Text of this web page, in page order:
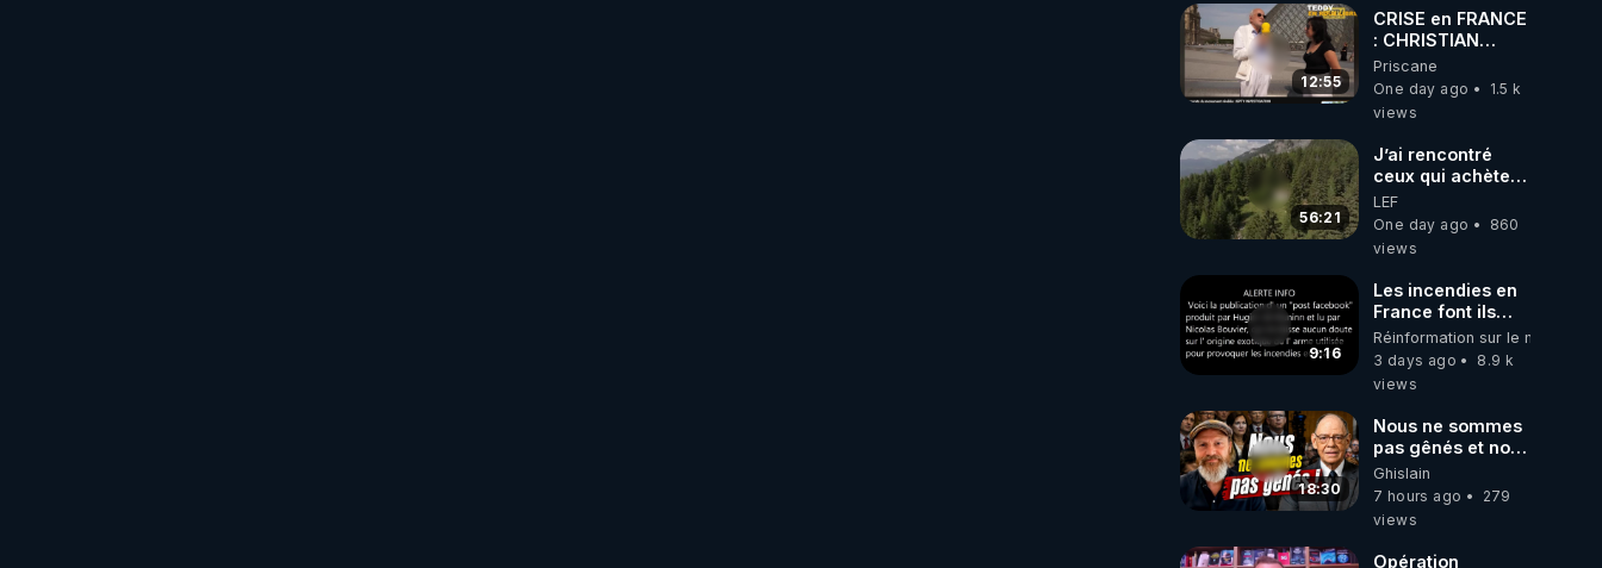
Haies
12:55
CRISE en FRANCE
: CHRISTIAN
COTTEN FAIT une
étrange
découverte
Priscane
One day ago
1.5 k
views
56:21
J’ai rencontré
ceux qui achètent
des bunkers pour
survivre à la fin
du monde
LEF
One day ago
860
views
9:16
Les incendies en
France font ils
partie d' un plan
qui aurait débuté
le 11 septembre
Réinformation sur le monde
3 days ago
8.9 k
views
18:30
Nous ne sommes
pas gênés et nous
n’avons pas
besoin de nous
excuser ! #jw
#collegecentral
Ghislain
7 hours ago
279
views
Opération